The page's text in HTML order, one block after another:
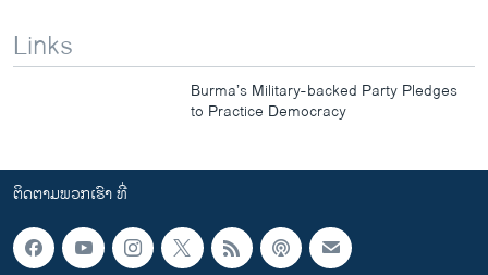
Links
Burma’s Military-backed Party Pledges
to Practice Democracy
ຕິດຕາມພວກເຮົາ ທີ່